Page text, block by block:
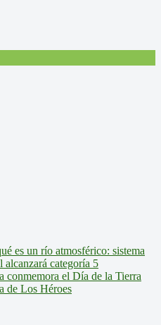
es un río atmosférico: sistema
alcanzará categoría 5
conmemora el Día de la Tierra
de Los Héroes